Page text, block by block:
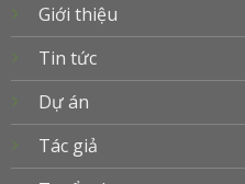
Giới thiệu
Tin tức
Dự án
Tác giả